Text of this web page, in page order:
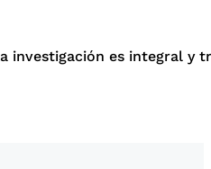
investigación es integral y